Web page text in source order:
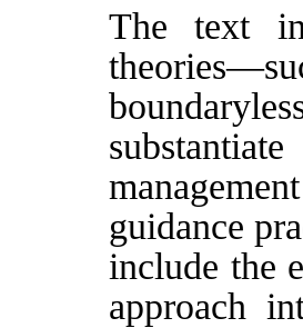
The text
guidance
include the
approach